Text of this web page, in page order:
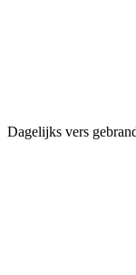
Dagelijks vers